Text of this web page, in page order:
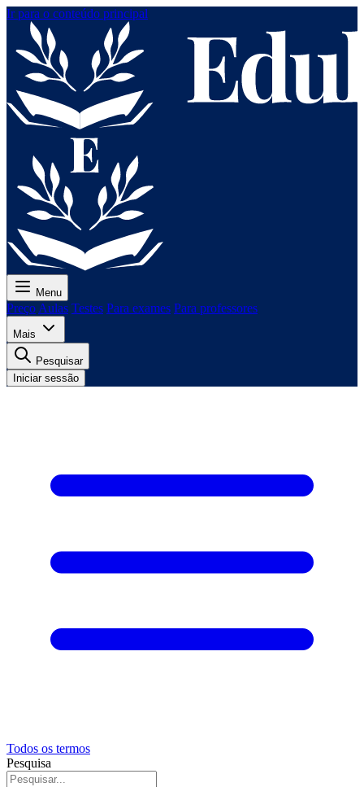
Ir para o conteúdo principal
Menu
Preço Aulas Testes Para exames Para professores
Mais
Pesquisar
Iniciar sessão
Todos os termos
Pesquisa